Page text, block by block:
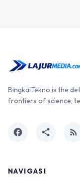
BingkaiTekno is the
frontiers of science,
facebook share rss_feed
NAVIGASI